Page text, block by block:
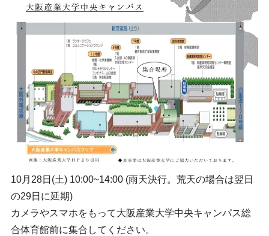
10月28日(土) 10:00~14:00 (雨天決行。荒天の場合は翌日
の29日に延期)
カメラやスマホをもって大阪産業大学中央キャンパス総
合体育館前に集合してください。